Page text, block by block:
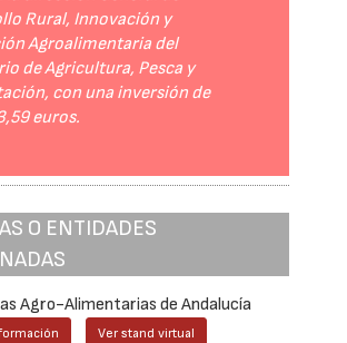
Rural, Innovación y
Agroalimentaria del
de Agricultura, Pesca y
con una inversión de
euros.
O ENTIDADES
Agro-Alimentarias de Andalucía
Ver stand virtual